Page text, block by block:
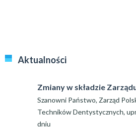
Aktualności
Zmiany w składzie
Szanowni Państwo, Zarząd
Techników Dentystycznych,
dniu